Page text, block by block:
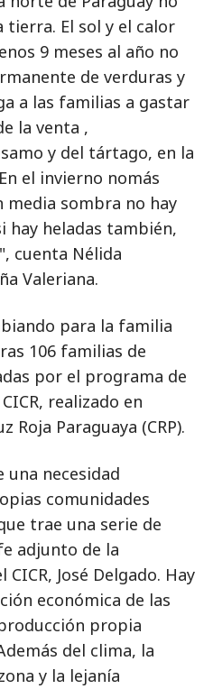
tierra. El sol y el calor
9 meses al año no
de verduras y
a las familias a gastar
la venta ,
y del tártago, en la
el invierno nomás
sombra no hay
hay heladas también,
cuenta Nélida
Valeriana.
para la familia
106 familias de
por el programa de
realizado en
Roja Paraguaya (CRP).
necesidad
comunidades
trae una serie de
adjunto de la
José Delgado. Hay
económica de las
propia
del clima, la
y la lejanía